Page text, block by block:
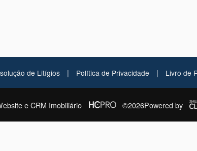
de Litígios | Política de Privacidade | Livro de
e CRM Imobiliário ©2026Powered by